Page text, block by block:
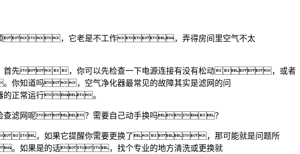
，它老是不工作，弄得房间里空气不太
，你可以先检查一下电源连接有没有松动，或者
道吗，空气净化器最常见的故障其实是滤网的问
正常运行。
滤网呢？需要自己动手换吗？
，如果它提醒你需要更换了，那可能就是问题所
果是的话，找个专业的地方清洗或更换就